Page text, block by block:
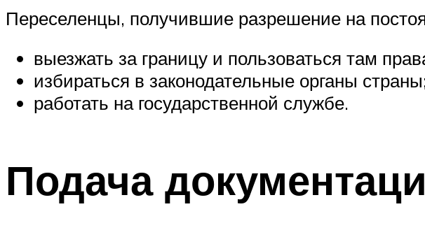
Переселенцы, получившие разрешение на
выезжать за границу и пользоваться там
избираться в законодательные органы
работать на государственной службе.
Подача